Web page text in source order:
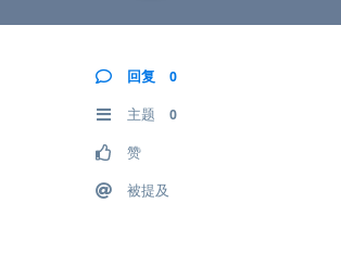
回复 0
主题 0
赞
被提及